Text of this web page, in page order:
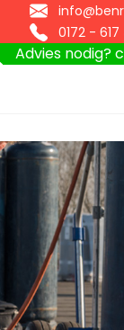
0172 -
Advies nodig?